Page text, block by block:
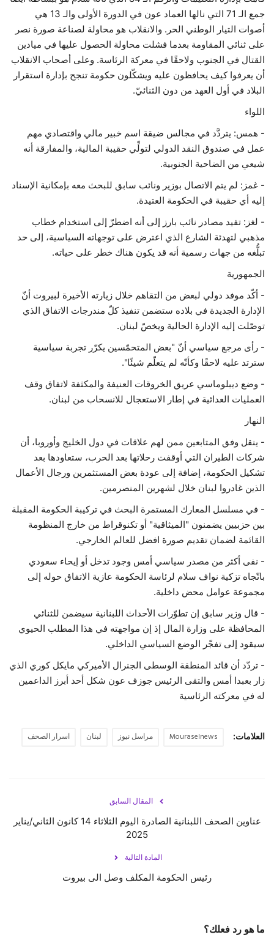
جمع الـ 71 التي نالها العماد عون في الدورة الأولى والـ 13 هي
أصوات التيار الوطني الحر. والانقلاب هو محاولة لصناعة صورة نصر
على ثنائي المقاومة بعدما فشلت محاولة الحصول عليها في ميادين
القتال في الجنوب ولاحقًا في معركة الرئاسة. وعلى أصحاب الانقلاب
أن يعرفوا كيف يحافظون عليه ويشكّلون حكومة تنجح بإدارة استقرار
البلاد في أول العهد من دون الثنائيّ.
اللواء
- همس: يتردَّد في مجالس ضيقة اسم خبير مالي واقتصادي مهم
عمل في صندوق النقد الدولي لتولِّي حقيبة المالية، والمفارقة أنه
شيعي من الضاحية الجنوبية.
- غمز: لم يتم الاتصال بوزير ونائب سابق للبحث معه بإمكانية الإسناد
إليه أي حقيبة في الحكومة العتيدة.
- لغز: تفيد مصادر نائب بارز إلى أنه اضطرّ إلى استخدام خطاب
مذهبي لتهدئة الشارع الذي اعترض على توجهاته السياسية، إلى حد
تبلُّغه من جهات رسمية أنه قد يكون هناك خطر على حياته.
الجمهورية
- أكّد موفد دولي لبعض من التقاهم خلال زيارته الأخيرة لبيروت أنّ
الإدارة الجديدة في بلاده ستضمن تنفيذ كلّ مندرجات الاتفاق الذي
توصّلت إليه الإدارة الحالية ويخصّ لبنان.
- رأى مرجع سياسي أنّ "بعض المتحمّسين يكرّر تجربة سياسية
سترتد عليه لاحقًا وكأنّه لم يتعلّم شيئًا".
- وضع ديبلوماسي عريق الخروقات العنيفة والمكثفة لاتفاق وقف
العمليات العدائية في إطار الاستعجال للانسحاب من لبنان.
النهار
- ينقل وفق المتابعين ممن لهم علاقات في دول الخليج وأوروبا، أن
شركات الطيران التي أوقفت رحلاتها بعد الحرب، ستعاودها بعد
تشكيل الحكومة، إضافة إلى عودة بعض المستثمرين ورجال الأعمال
الذين غادروا لبنان خلال لشهرين المنصرمين.
- في مسلسل المعارك المستمرة البحث في تركيبة الحكومة المقبلة
بين حزبيين يضمنون "الميثاقية" أو تكنوقراط من خارج المنظومة
القائمة لضمان تقديم صورة افضل للعالم الخارجي.
- نفى أكثر من مصدر سياسي أمس وجود تدخل أو إيحاء سعودي
باتّجاه تزكية نواف سلام لرئاسة الحكومة عازية الاتفاق حوله إلى
مجموعة عوامل محض داخلية.
- قال وزير سابق إن تطوّرات الأحداث اللبنانية سيضمن للثنائي
المحافظة على وزارة المال إذ إن مواجهته في هذا المطلب الحيوي
سيقود إلى تفجّر الوضع السياسي الداخلي.
- تردّد أن قائد المنطقة الوسطى الجنرال الأميركي مايكل كوري الذي
زار بعبدا أمس والتقى الرئيس جوزف عون شكل أحد أبرز الداعمين
له في معركته الرئاسية
العلامات: Mouraselnews مراسل نيوز لبنان اسرار الصحف
المقال السابق
عناوين الصحف اللبنانية الصادرة اليوم الثلاثاء 14 كانون الثاني/يناير
2025
المادة التالية
رئيس الحكومة المكلف وصل الى بيروت
ما هو رد فعلك؟